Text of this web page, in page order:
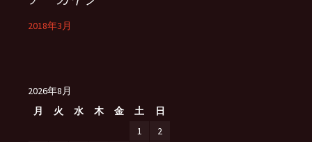
2018年3月
2026年8月
月
火 水 木 金 土
日
1
2